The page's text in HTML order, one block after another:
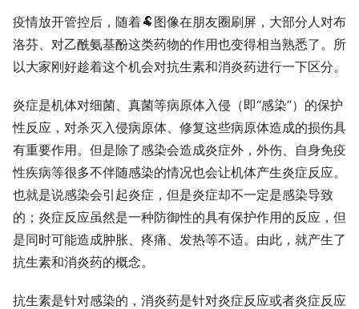
疫情放开管控后，随着🐏图像在朋友圈刷屏，大部分人对布
洛芬、对乙酰氨基酚这类药物的作用也变得相当熟悉了。所
以大家刚好趁着这个机会对抗生素和消炎药进行一下区分。
炎症是机体对细菌、真菌等病原体入侵（即“感染”）的保护
性反应，对杀灭入侵病原体、修复这些病原体造成的损伤具
有重要作用。但是除了感染会造成炎症外，外伤、自身免疫
性疾病等很多不伴随感染的情况也会让机体产生炎症反应。
也就是说感染会引起炎症，但是炎症却不一定是感染导致
的；炎症反应虽然是一种防御性的具有保护作用的反应，但
是同时可能造成肿胀、疼痛、发热等不适。由此，就产生了
抗生素和消炎药的概念。
抗生素是针对感染的，消炎药是针对炎症反应或者炎症反应